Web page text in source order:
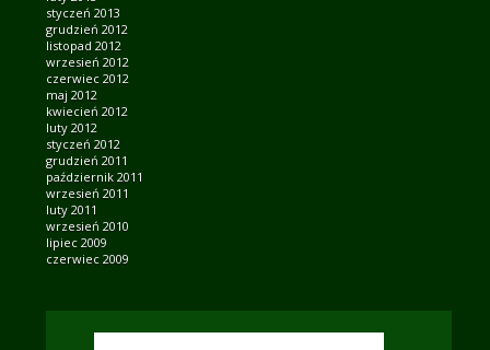
styczeń 2013
grudzień 2012
listopad 2012
wrzesień 2012
czerwiec 2012
maj 2012
kwiecień 2012
luty 2012
styczeń 2012
grudzień 2011
październik 2011
wrzesień 2011
luty 2011
wrzesień 2010
lipiec 2009
czerwiec 2009